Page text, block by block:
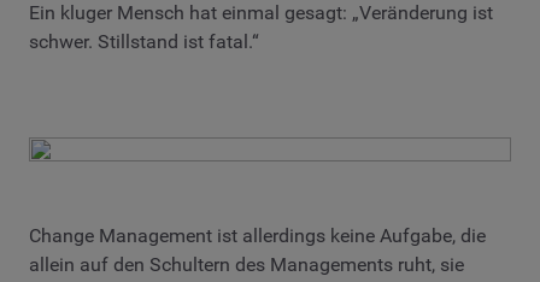
Ein kluger Mensch hat einmal gesagt: „Veränderung ist
schwer. Stillstand ist fatal.“
Change Management ist allerdings keine Aufgabe, die
allein auf den Schultern des Managements ruht, sie